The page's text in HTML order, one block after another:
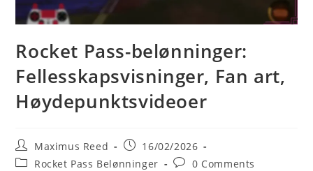
Rocket Pass-belønninger:
Fellesskapsvisninger, Fan art,
Høydepunktsvideoer
Post
author:
Maximus Reed
Post
published:
16/02/2026
PostRocket Pass Belønninger
Post0 Comments